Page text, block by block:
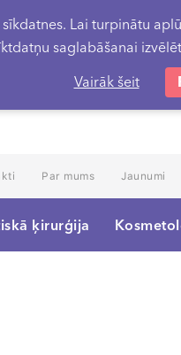
Lai turpinātu
saglabāšanai
Vairāk šeit
Par mums Jaunumi
ķirurģija